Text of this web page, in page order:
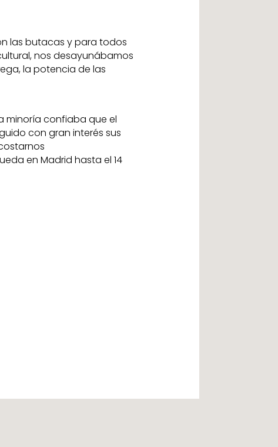
las butacas y para todos
nos desayunábamos
la potencia de las
minoría confiaba que el
con gran interés sus
en Madrid hasta el 14